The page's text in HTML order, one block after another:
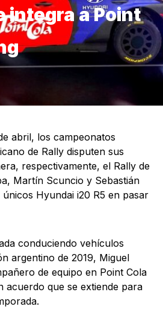
integra a Point
abril, los campeonatos
de Rally disputen sus
respectivamente, el Rally de
Martín Scuncio y Sebastián
Hyundai i20 R5 en pasar
conduciendo vehículos
argentino de 2019, Miguel
de equipo en Point Cola
acuerdo que se extiende para